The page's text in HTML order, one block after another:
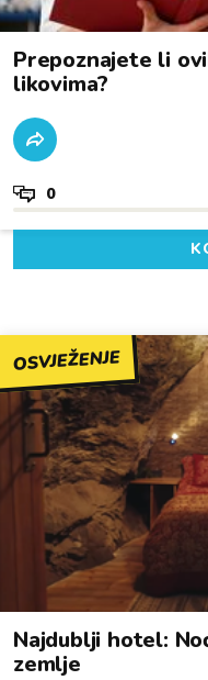
Prepoznajete li
likovima?
0
OSVJEŽENJE
Najdublji hotel:
zemlje